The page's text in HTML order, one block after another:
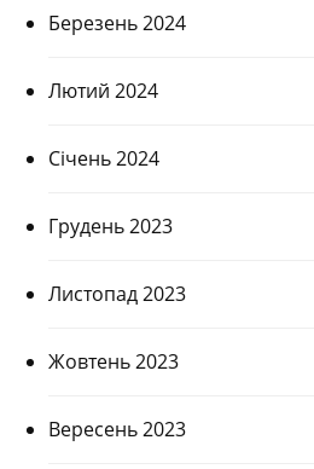
Березень 2024
Лютий 2024
Січень 2024
Грудень 2023
Листопад 2023
Жовтень 2023
Вересень 2023